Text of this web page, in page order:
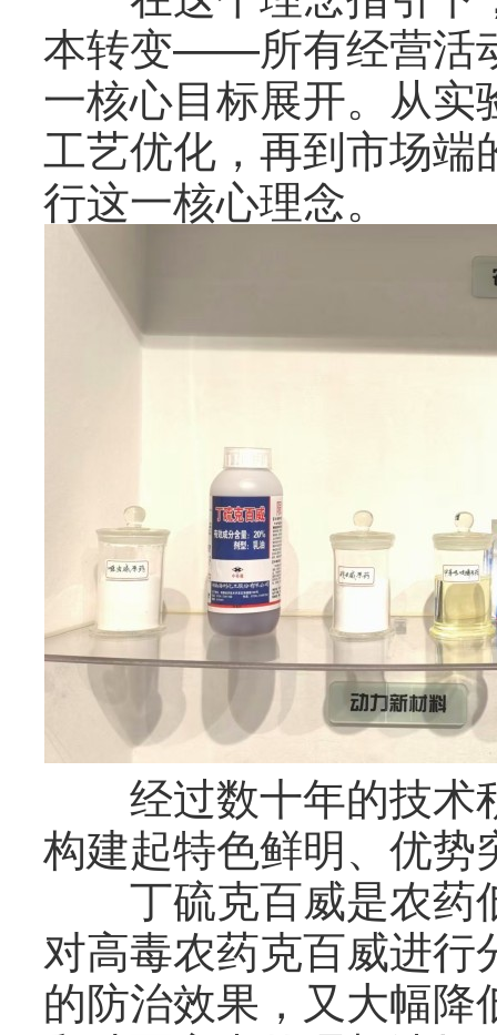
本转变——所有经营活
一核心目标展开。从
工艺优化，再到市场
行这一核心理念。
经过数十年的技术
构建起特色鲜明、优
丁硫克百威是农药
对高毒农药克百威进
的防治效果，又大幅